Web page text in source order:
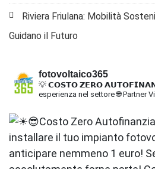
Riviera Friulana: Mobilità
Guidano il Futuro
fotovoltaico365
💡 𝗖𝗢𝗦𝗧𝗢 𝗭𝗘𝗥𝗢
esperienza nel settore🌐 Partner